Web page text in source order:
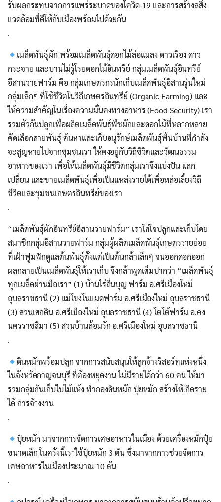
รับผลกระทบจากการแพร่ระบาดของโควิด-19 และการสร้างลสิ่ง
แวดล้อมที่ดีให้กับเมืองพร้อมไปด้วยกัน
.
เมล็ดพันธุ์ผัก พร้อมเมล็ดพันธุ์ดอกไม้ล่อแมลง ดาวเรือง ดาว
กระจาย และบานไม่รู้โรยดอกไม้อินทรีย์ กลุ่มเมล็ดพันธุ์อินทรีย์
อีสานวายฟาร์ม คือ กลุ่มเกษตรกรนักเก็บเมล็ดพันธุ์อีสานรุ่นใหม่
กลุ่มเล็กๆ ที่ใช้ชีวิตในวิถีเกษตรอินทรีย์ (Organic Farming) และ
ให้ความสำคัญในเรื่องความมั่นคงทางอาหาร (Food Security) เรา
รวมตัวกันปลูกเพื่อผลิตเมล็ดพันธุ์พืชผักและดอกไม้ที่หลากหลาย
คัดเลือกสายพันธุ์ ค้นหาและเก็บอนุรักษ์เมล็ดพันธุ์พื้นบ้านที่กำลัง
จะสูญหายไปจากชุมชนเรา ให้คงอยู่กับวิถีชีวิตและวัฒนธรรม
อาหารของเรา เพื่อให้เมล็ดพันธุ์มีชีวิตกลุ่มเราจึงแบ่งปัน แลก
เปลี่ยน และขายเมล็ดพันธุ์เพื่อเป็นแหล่งรายได้เพื่อหล่อเลี้ยงวิถี
ชีวิตและชุมชนเกษตรอินทรีย์ของเรา
.
“เมล็ดพันธุ์ผักอินทรีย์อีสานวายฟาร์ม” เราใส่ใจปลูกและเก็บโดย
สมาชิกกลุ่มอีสานวายฟาร์ม กลุ่มผู้ผลิตเมล็ดพันธุ์เกษตรรายย่อย
ที่เฝ้าฟูมฟักดูแลต้นพันธุ์ตั้งแต่เป็นต้นกล้าเล็กๆ จนออกดอกออก
ผลกลายเป็นเมล็ดพันธุ์ให้เราเก็บ จึงกล้าพูดเต็มปากว่า “เมล็ดพันธุ์
ทุกเมล็ดผ่านมือเรา” (1) บ้านไร่ถิ่นบุญ ฟาร์ม อ.ศรีเมืองใหม่
อุบลราชธานี (2) แม่โขงโนแมดฟาร์ม อ.ศรีเมืองใหม่ อุบลราชธานี
(3) สวนเสกดิน อ.ศรีเมืองใหม่ อุบลราชธานี (4) โตโต้ฟาร์ม อ.คง
นครราชสีมา (5) สวนบ้านล้อมรัก อ.ศรีเมืองใหม่ อุบลราชธานี
.
ดินหมักพร้อมปลูก จากการสนับสนุนให้ลูกจ้างรีสอร์ทแห่งหนึ่ง
ในจังหวัดกาญจนบุรี ที่ต้องหยุดงาน ไม่มีรายได้กว่า 60 คน ให้มา
รวมกลุ่มกันเก็บใบไม้แห้ง ทำกองดินหมัก ปุ๋ยหมัก สร้างให้เกิดราย
ได้ การจ้างงาน
.
ปุ๋ยหมัก มาจากการจัดการเศษอาหารในเมือง ด้วยเครื่องหมักปุ๋ย
ขนาดเล็ก ในครั้งนี้เราใช้ปุ๋ยหมัก 3 ตัน ซึ่งมาจากการช่วยจัดการ
เศษอาหารในเมืองประมาณ 10 ตัน
.